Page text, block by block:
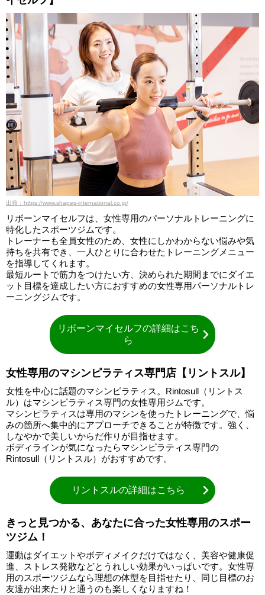
出典：https://www.shapes-international.co.jp/
リボーンマイセルフは、女性専用のパーソナルトレーニングに
特化したスポーツジムです。
トレーナーも全員女性のため、女性にしかわからない悩みや気
持ちを共有でき、一人ひとりに合わせたトレーニングメニュー
を指導してくれます。
最短ルートで筋力をつけたい方、決められた期間までにダイエ
ット目標を達成したい方におすすめの女性専用パーソナルトレ
ーニングジムです。
リボーンマイセルフの詳細はこち
ら
女性専用のマシンピラティス専門店【リントスル】
女性を中心に話題のマシンピラティス。Rintosull（リントス
ル）はマシンピラティス専門の女性専用ジムです。
マシンピラティスは専用のマシンを使ったトレーニングで、悩
みの箇所へ集中的にアプローチできることが特徴です。強く、
しなやかで美しいからだ作りが目指せます。
ボディラインが気になったらマシンピラティス専門の
Rintosull（リントスル）がおすすめです。
リントスルの詳細はこちら
きっと見つかる、あなたに合った女性専用のスポー
ツジム！
運動はダイエットやボディメイクだけではなく、美容や健康促
進、ストレス発散などとうれしい効果がいっぱいです。女性専
用のスポーツジムなら理想の体型を目指せたり、同じ目標のお
友達が出来たりと通うのも楽しくなりますね！